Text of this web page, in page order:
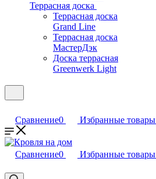
Террасная доска
Террасная доска
Grand Line
Террасная доска
МастерДэк
Доска террасная
Greenwerk Light
Сравнение0 Избранные товары
Сравнение0 Избранные товары